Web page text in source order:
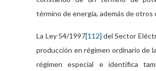
término de energía, además de otros
La Ley 54/1997[112] del Sector
producción en régimen ordinario de
régimen especial e identifica